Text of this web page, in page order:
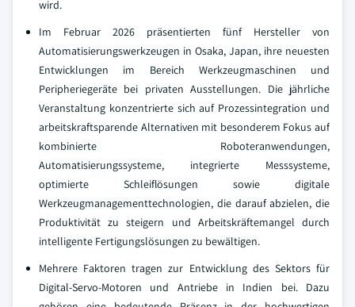
wird.
Im Februar 2026 präsentierten fünf Hersteller von
Automatisierungswerkzeugen in Osaka, Japan, ihre neuesten
Entwicklungen im Bereich Werkzeugmaschinen und
Peripheriegeräte bei privaten Ausstellungen. Die jährliche
Veranstaltung konzentrierte sich auf Prozessintegration und
arbeitskraftsparende Alternativen mit besonderem Fokus auf
kombinierte Roboteranwendungen,
Automatisierungssysteme, integrierte Messsysteme,
optimierte Schleiflösungen sowie digitale
Werkzeugmanagementtechnologien, die darauf abzielen, die
Produktivität zu steigern und Arbeitskräftemangel durch
intelligente Fertigungslösungen zu bewältigen.
Mehrere Faktoren tragen zur Entwicklung des Sektors für
Digital-Servo-Motoren und Antriebe in Indien bei. Dazu